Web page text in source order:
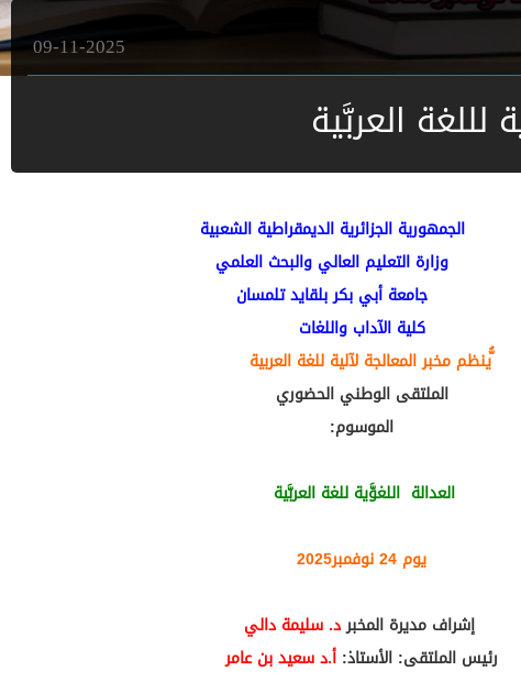
09-11-2025
لللغة العربَّية
الجمهورية الجزائرية الديمقراطية الشعبية
وزارة التعليم العالي والبحث العلمي
جامعة أبي بكر بلقايد تلمسان
كلية الآداب واللغات
ُّينظم مخبر المعالجة لآلية للغة العربية
الملتقى الوطني الحضوري
الموسوم:
العدالة اللغوَّية للغة العربَّية
يوم 24 نوفمبر2025
إشراف مديرة المخبرد. سليمة دالي
رئيس الملتقى: الأستاذ: أ.د سعيد بن عامر